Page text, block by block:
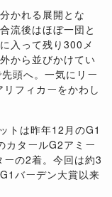
かれる展開とな
流後はほぼ一団と
入って残り300 メ
から並びかけてい
頭へ。一気にリー
フィカーをかわし
トは昨年12 月のG1
カタールG2アミー
ーの2着。今回は約3
G1バーデン大賞以来